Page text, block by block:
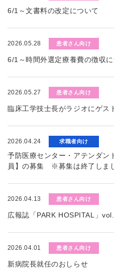
6/1～文書料の改定について
2026.05.28 患者さん向け
6/1～時間外選定療養費の徴収
2026.05.27 患者さん向け
臨床工学技士長がラジオにゲス
2026.04.24 求職者向け
予防医療センター・アテンダン
員】の募集 ※募集は終了しま
2026.04.13 患者さん向け
広報誌「PARK HOSPITAL」
2026.04.01 患者さん向け
新病院長就任のおしらせ